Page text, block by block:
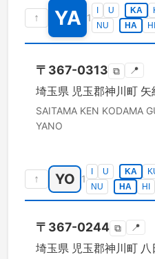
↑ YA 1
U KA
NU
HA HI
〒 367-0313 ⧉ 📍
埼玉県 児玉郡神川町 矢
SAITAMA KEN KODAMA
YANO
↑ YO 1
U KA
NU
HA HI
〒 367-0244 ⧉ 📍
埼玉県 児玉郡神川町 八